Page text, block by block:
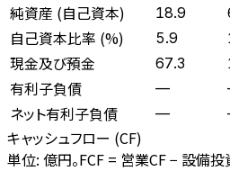
純資産 (自己資本) 18.9
自己資本比率 (%) 5.9
現金及び預金 67.3
有利子負債 —
ネット有利子負債 —
キャッシュフロー (CF)
単位: 億円。FCF = 営業CF − 設備投